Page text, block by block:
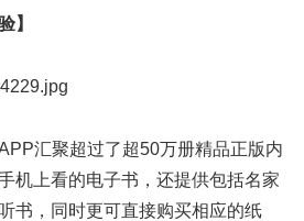
】
汇聚超过了超50万册精品正版内
机上看的电子书，还提供包括名家
书，同时更可直接购买相应的纸